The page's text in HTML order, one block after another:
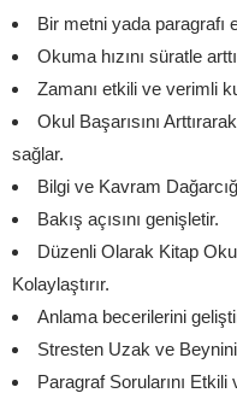
Bir metni yada paragrafı
Okuma hızını süratle
Zamanı etkili ve verimli
Okul Başarısını
sağlar.
Bilgi ve Kavram
Bakış açısını genişletir.
Düzenli Olarak Kitap
Kolaylaştırır.
Anlama becerilerini
Stresten Uzak ve
Paragraf Sorularını